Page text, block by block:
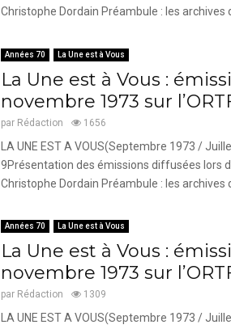
Christophe Dordain Préambule : les archives
Années 70 La Une est à Vous
La Une est à Vous :
novembre 1973 sur
par Rédaction 1656
LA UNE EST A VOUS(Septembre 1973 /
9Présentation des émissions diffusées lors
Christophe Dordain Préambule : les archives
Années 70 La Une est à Vous
La Une est à Vous :
novembre 1973 sur
par Rédaction 1309
LA UNE EST A VOUS(Septembre 1973 /